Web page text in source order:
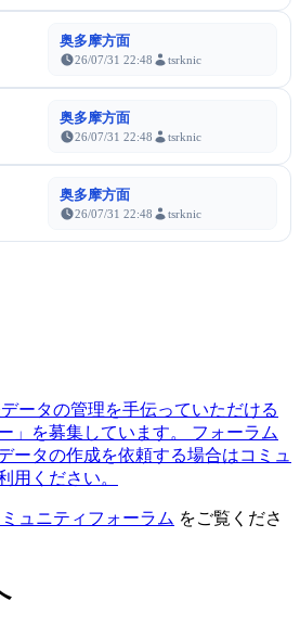
奥多摩方面
26/07/31 22:48 tsrknic
奥多摩方面
26/07/31 22:48 tsrknic
奥多摩方面
26/07/31 22:48 tsrknic
ータの管理を手伝っていただける
」を募集しています。
フォーラム
ータの作成を依頼する場合はコミュ
用ください。
ュニティフォーラム をご覧くださ